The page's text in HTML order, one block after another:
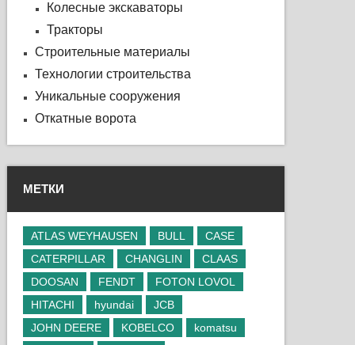
Колесные экскаваторы
Тракторы
Строительные материалы
Технологии строительства
Уникальные сооружения
Откатные ворота
МЕТКИ
ATLAS WEYHAUSEN BULL
CASE
CATERPILLAR
CHANGLIN
CLAAS
DOOSAN
FENDT
FOTON LOVOL
HITACHI
hyundai
JCB
JOHN DEERE
KOBELCO
komatsu